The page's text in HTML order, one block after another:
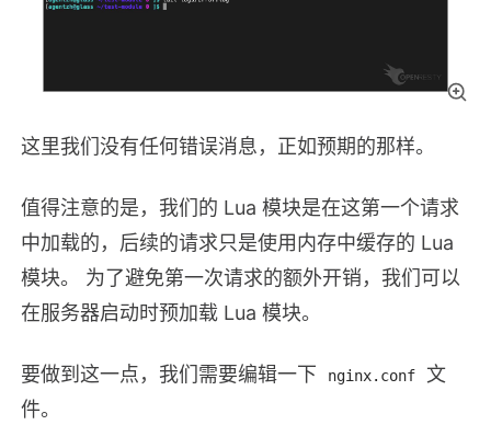
这里我们没有任何错误消息，正如预期的那样。
值得注意的是，我们的 Lua 模块是在这第一个请求
中加载的，后续的请求只是使用内存中缓存的 Lua
模块。 为了避免第一次请求的额外开销，我们可以
在服务器启动时预加载 Lua 模块。
要做到这一点，我们需要编辑一下 nginx.conf
文
件。